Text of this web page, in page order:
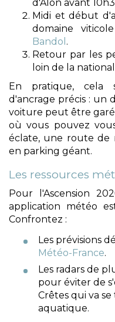
d'Alon avant
Midi et début
domaine
Bandol .
Retour par les
loin de la
En pratique, cela
d'ancrage précis : un
voiture peut être
où vous pouvez
éclate, une route de
en parking géant.
Les ressources
Pour l'Ascension
application météo
Confrontez :
Les prévisions
Météo-France.
Les radars de
pour éviter de
Crêtes qui va
aquatique.